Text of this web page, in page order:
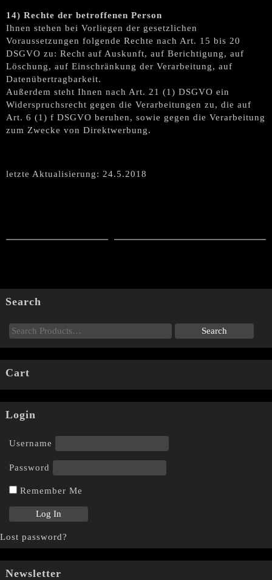
14) Rechte der betroffenen Person
Ihnen stehen bei Vorliegen der gesetzlichen
Voraussetzungen folgende Rechte nach Art. 15 bis 20
DSGVO zu: Recht auf Auskunft, auf Berichtigung, auf
Löschung, auf Einschränkung der Verarbeitung, auf
Datenübertragbarkeit.
Außerdem steht Ihnen nach Art. 21 (1) DSGVO ein
Widerspruchsrecht gegen die Verarbeitungen zu, die auf
Art. 6 (1) f DSGVO beruhen, sowie gegen die Verarbeitung
zum Zwecke von Direktwerbung.
letzte Aktualisierung: 24.5.2018
Search
Cart
Login
Username
Password
Remember Me
Lost password?
Newsletter